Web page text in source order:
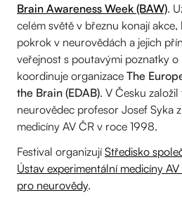
Brain Awareness Week (BAW).
celém světě v březnu konají
pokrok v neurovědách a jejich
veřejnost s poutavými poznatky
koordinuje organizace The
the Brain (EDAB). V Česku
neurovědec profesor Josef Syka
medicíny AV ČR v roce 1998.
Festival organizujíStředisko
Ústav experimentální medicíny AV
pro neurovědy.